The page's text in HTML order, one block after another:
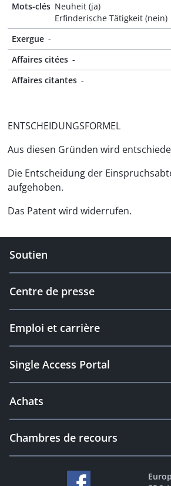
Mots-clés Neuheit (ja)
Erfinderische Tätigkeit (nein)
Exergue -
Affaires citées -
Affaires citantes -
ENTSCHEIDUNGSFORMEL
Aus diesen Gründen wird
Die Entscheidung der
aufgehoben.
Das Patent wird widerrufen.
Soutien
Centre de presse
Emploi et carrière
Single Access Portal
Achats
Chambres de recours